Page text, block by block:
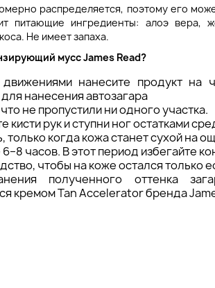
распределяется, поэтому его
питающие ингредиенты: алоэ вера,
Не имеет запаха.
мусс James Read?
движениями нанесите продукт на
нанесения автозагара
не пропустили ни одного участка.
кисти рук и ступни ног остатками
только когда кожа станет сухой на
часов. В этот период избегайте
чтобы на коже остался только
полученного оттенка
кремом Tan Accelerator бренда